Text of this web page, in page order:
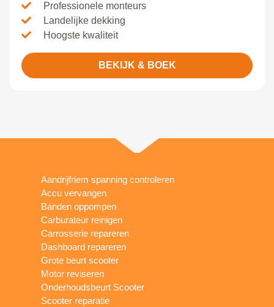
Professionele monteurs
Landelijke dekking
Hoogste kwaliteit
BEKIJK & BOEK
Aandrijfriem spanning controleren
Accu vervangen
Banden oppompen
Carburateur reinigen
Carrosserie repareren
Dashboard repareren
Grote beurt scooter
Motor reviseren
Onderhoudsbeurt Scooter
Scooter reparatie